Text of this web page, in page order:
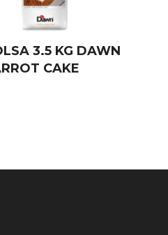
3.5 KG DAWN
CAKE